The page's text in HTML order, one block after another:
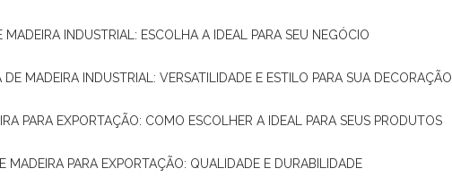
MADEIRA INDUSTRIAL: ESCOLHA A IDEAL PARA SEU NEGÓCIO
DE MADEIRA INDUSTRIAL: VERSATILIDADE E ESTILO PARA SUA DECORAÇÃO
PARA EXPORTAÇÃO: COMO ESCOLHER A IDEAL PARA SEUS PRODUTOS
MADEIRA PARA EXPORTAÇÃO: QUALIDADE E DURABILIDADE